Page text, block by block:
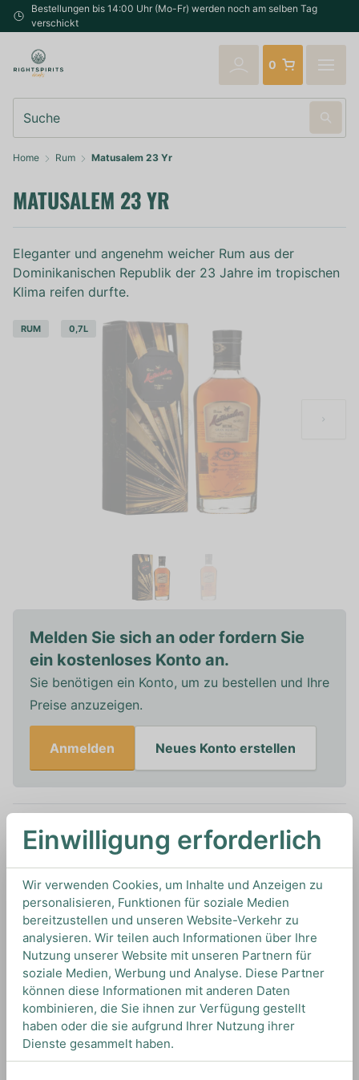
Bestellungen bis 14:00 Uhr (Mo-Fr) werden noch am selben Tag
verschickt
0
Home Rum Matusalem 23 Yr
MATUSALEM 23 YR
Eleganter und angenehm weicher Rum aus der
Dominikanischen Republik der 23 Jahre im tropischen
Klima reifen durfte.
RUM 0,7L
Melden Sie sich an oder fordern Sie
ein kostenloses Konto an.
Sie benötigen ein Konto, um zu bestellen und Ihre
Preise anzuzeigen.
Anmelden Neues Konto erstellen
Melden Sie sich an, um benachrichtigt zu werden,
0,7L 40%
Artikelnummer: 18376
Rum von
Ron Matusalem aus Dominikanische Republik
TIPS & TRICKS
HOW TO DRINK
Einwilligung erforderlich
Wir verwenden Cookies, um Inhalte und Anzeigen zu
personalisieren, Funktionen für soziale Medien
bereitzustellen und unseren Website-Verkehr zu
analysieren. Wir teilen auch Informationen über Ihre
Nutzung unserer Website mit unseren Partnern für
soziale Medien, Werbung und Analyse. Diese Partner
können diese Informationen mit anderen Daten
kombinieren, die Sie ihnen zur Verfügung gestellt
haben oder die sie aufgrund Ihrer Nutzung ihrer
Dienste gesammelt haben.